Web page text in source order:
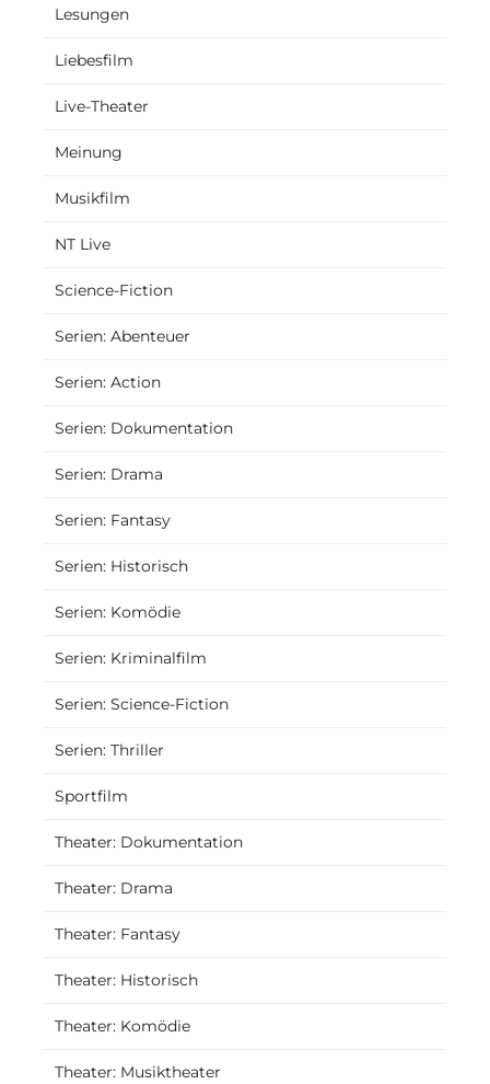
Lesungen
Liebesfilm
Live-Theater
Meinung
Musikfilm
NT Live
Science-Fiction
Serien: Abenteuer
Serien: Action
Serien: Dokumentation
Serien: Drama
Serien: Fantasy
Serien: Historisch
Serien: Komödie
Serien: Kriminalfilm
Serien: Science-Fiction
Serien: Thriller
Sportfilm
Theater: Dokumentation
Theater: Drama
Theater: Fantasy
Theater: Historisch
Theater: Komödie
Theater: Musiktheater